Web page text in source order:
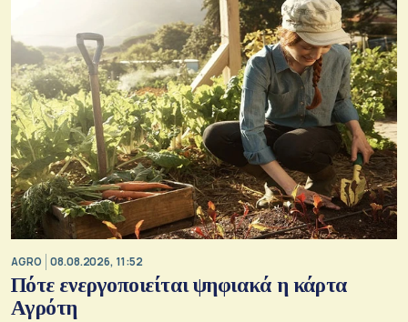
AGRO 08.08.2026, 11:52
Πότε ενεργοποιείται ψηφιακά η κάρτα
Αγρότη